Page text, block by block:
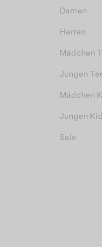
Damen
Herren
Mädchen
Jungen
Mädchen
Jungen
Sale